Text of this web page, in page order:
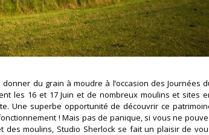
du grain à moudre à l’occasion des Journées
les 16 et 17 Juin et de nombreux moulins et sites
Une superbe opportunité de découvrir ce
! Mais pas de panique, si vous ne
des moulins, Studio Sherlock se fait un plaisir de